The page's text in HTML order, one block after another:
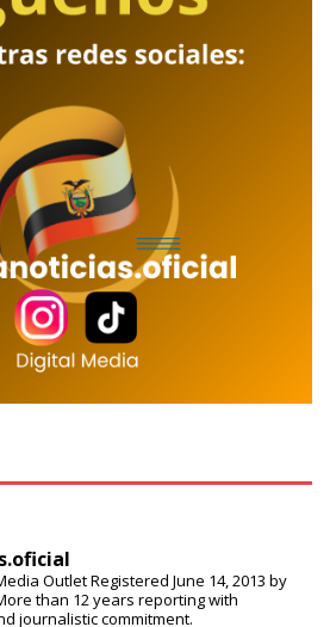
OutletRegistered June 14, 2013 by
than 12 years reporting with
journalistic commitment.